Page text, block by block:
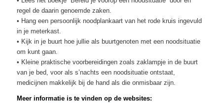
regel de daarin genoemde zaken.
• Hang een persoonlijk noodplankaart van het rode kruis ingevuld
in je meterkast.
• Kijk in je buurt hoe jullie als buurtgenoten met een noodsituatie
om kunt gaan.
• Kleine praktische voorbereidingen zoals zaklampje in de buurt
van je bed, voor als s’nachts een noodsituatie ontstaat,
medicijnen makkelijk bij de hand als die onmisbaar zijn.
Meer informatie is te vinden op de websites: